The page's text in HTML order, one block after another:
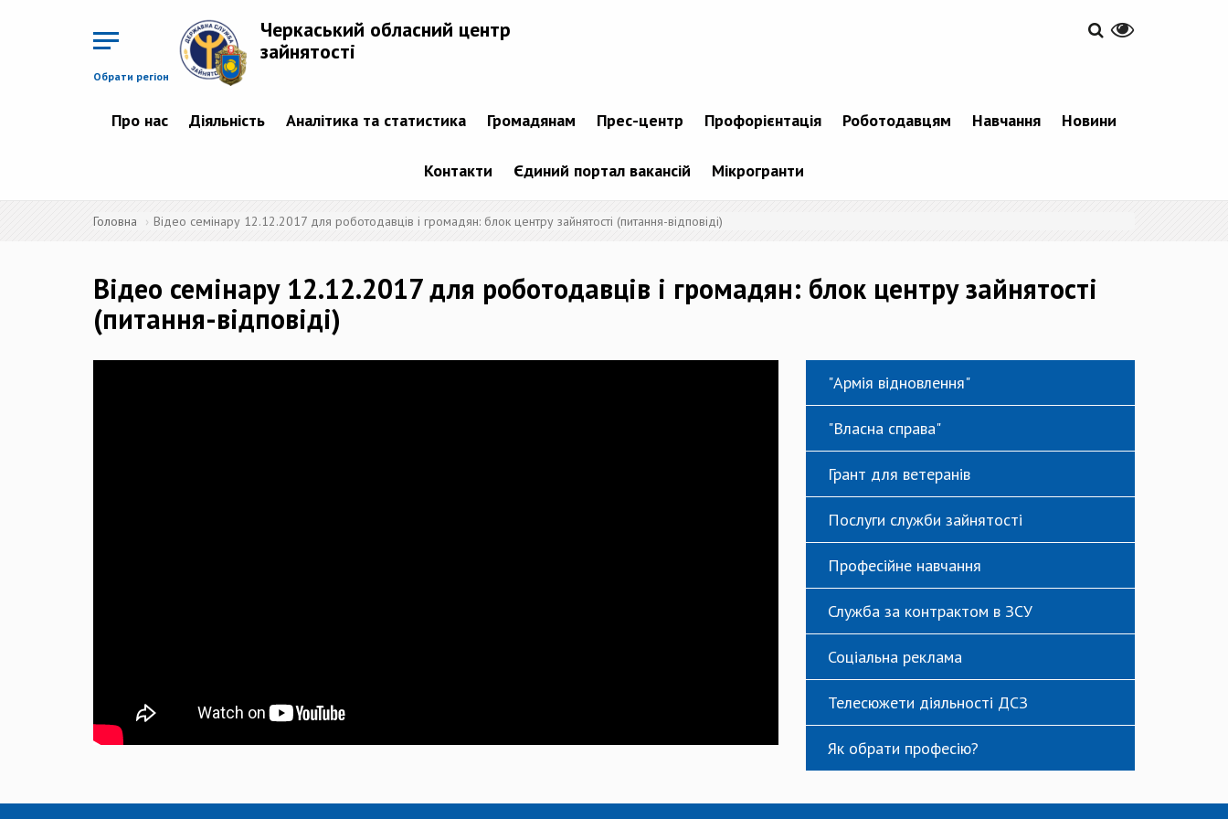
Обрати регіон
Черкаський обласний центр
зайнятості
Про нас Діяльність Аналітика та статистика Громадянам Прес-центр Профорієнтація Роботодавцям Навчання Новини
Контакти Єдиний портал вакансій Мікрогранти
Головна Відео семінару 12.12.2017 для роботодавців і громадян: блок центру зайнятості (питання-відповіді)
Відео семінару 12.12.2017 для роботодавців і громадян: блок центру зайнятості
(питання-відповіді)
"Армія відновлення"
"Власна справа"
Грант для ветеранів
Послуги служби зайнятості
Професійне навчання
Служба за контрактом в ЗСУ
Соціальна реклама
Телесюжети діяльності ДСЗ
Як обрати професію?